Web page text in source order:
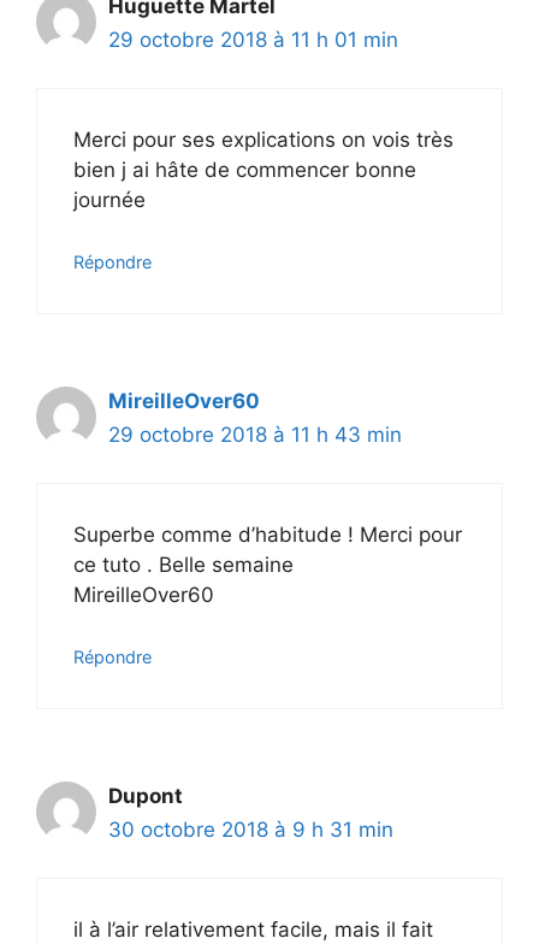
Huguette Martel
29 octobre 2018 à 11 h 01 min
Merci pour ses explications on vois très
bien j ai hâte de commencer bonne
journée
Répondre
MireilleOver60
29 octobre 2018 à 11 h 43 min
Superbe comme d’habitude ! Merci pour
ce tuto . Belle semaine
MireilleOver60
Répondre
Dupont
30 octobre 2018 à 9 h 31 min
il à l’air relativement facile, mais il fait